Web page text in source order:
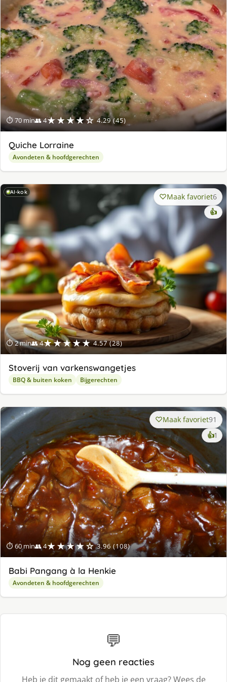
⏱ 70 min👥 4★★★★☆ 4.29 (45)
Quiche Lorraine
Avondeten & hoofdgerechten
AI-kok
⏱ 2 min👥 4★★★★★ 4.57 (28)
Maak favoriet6
👍
Stoverij van varkenswangetjes
BBQ & buiten koken Bijgerechten
⏱ 60 min👥 4★★★★☆ 3.96 (108)
Maak favoriet91
👍1
Babi Pangang à la Henkie
Avondeten & hoofdgerechten
💬
Nog geen reacties
Heb je dit gemaakt of heb je een vraag? Wees de